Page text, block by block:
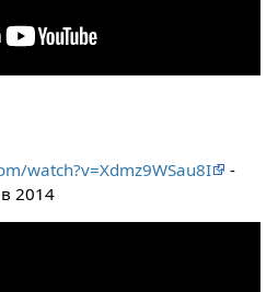
watch?v=Xdmz9WSau8I
-
в 2014